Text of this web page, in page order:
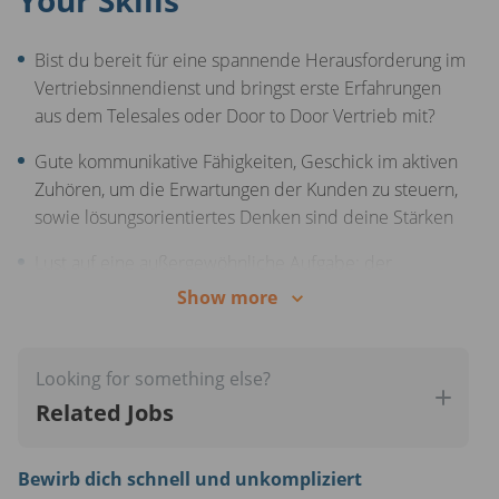
Vergünstigungen
Bist du bereit für eine spannende Herausforderung im
Vertriebsinnendienst und bringst erste Erfahrungen
aus dem Telesales oder Door to Door Vertrieb mit?
Gute kommunikative Fähigkeiten, Geschick im aktiven
Zuhören, um die Erwartungen der Kunden zu steuern,
sowie lösungsorientiertes Denken sind deine Stärken
Kombination aus telefonischem Sales und Automobil
Show more
Looking for something else?
Related Jobs
Bewirb dich schnell und unkompliziert